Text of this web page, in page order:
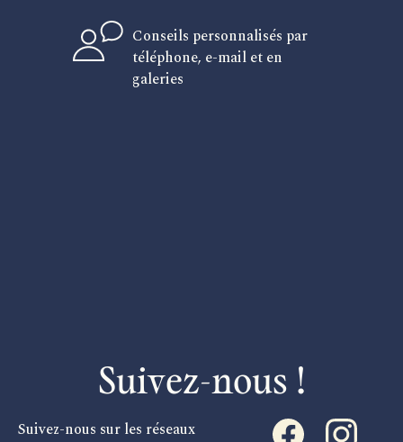
Conseils personnalisés par
téléphone, e-mail et en
galeries
Suivez-nous !
Suivez-nous sur les réseaux